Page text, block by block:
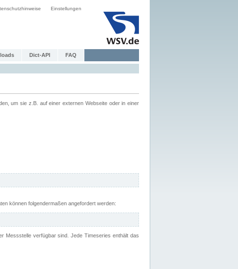
Einstellungen
Dict-API FAQ
um sie z.B. auf einer externen Webseite oder in einer
können folgendermaßen angefordert werden:
Messstelle verfügbar sind. Jede Timeseries enthält das